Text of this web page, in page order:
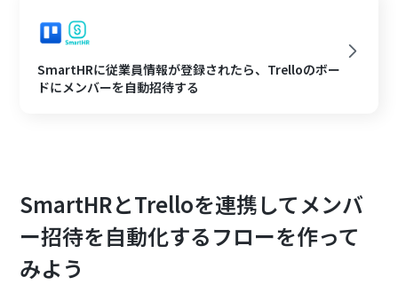
SmartHRに従業員情報が登録されたら、Trelloのボー
ドにメンバーを自動招待する
SmartHRとTrelloを連携してメンバ
ー招待を自動化するフローを作って
みよう